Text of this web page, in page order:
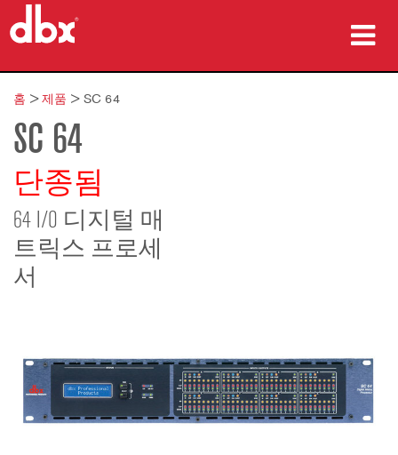
제품
사례 연구
구매처
교육
지원
홈 >제품 > SC 64
SC 64
단종됨
64 I/O 디지털 매
트릭스 프로세
서